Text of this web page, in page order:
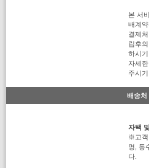
본 서
배계
결제
립후
하시기
자세
주시기
배송처
자택
※고객
명, 동
다.